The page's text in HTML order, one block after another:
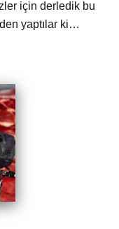
için derledik bu
yaptılar ki…